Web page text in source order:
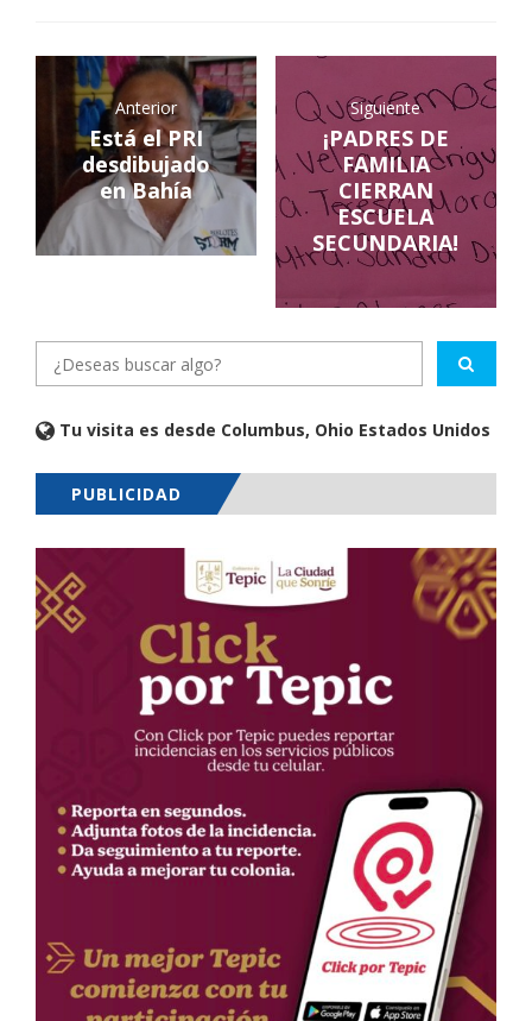
Anterior
Está el PRI
desdibujado
en Bahía
Siguiente
¡PADRES DE
FAMILIA
CIERRAN
ESCUELA
SECUNDARIA!
Tu visita es desde Columbus, Ohio Estados Unidos
PUBLICIDAD